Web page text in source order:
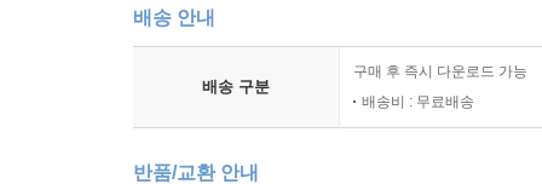
배송 안내
배송 구분
구매 후 즉시 다운로드 가능
배송비 : 무료배송
반품/교환 안내